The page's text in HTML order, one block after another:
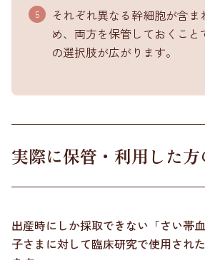
それぞれ異なる幹細胞が含ま
め、両方を保管しておくこと
の選択肢が広がります。
実際に保管・利用した
出産時にしか採取できない「さい帯
子さまに対して臨床研究で使用され